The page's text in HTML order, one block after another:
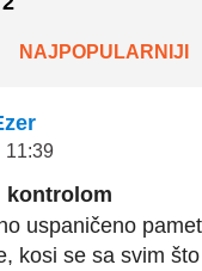
NAJPOPULARNIJI
11:39
kontrolom
uspaničeno
kosi se sa svim